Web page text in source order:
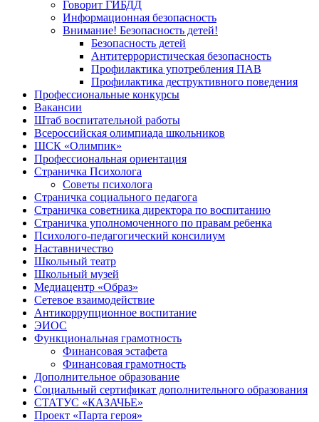
Говорит ГИБДД
Информационная безопасность
Внимание! Безопасность детей!
Безопасность детей
Антитеррористическая безопасность
Профилактика употребления ПАВ
Профилактика деструктивного поведения
Профессиональные конкурсы
Вакансии
Штаб воспитательной работы
Всероссийская олимпиада школьников
ШСК «Олимпик»
Профессиональная ориентация
Страничка Психолога
Советы психолога
Страничка социального педагога
Страничка советника директора по воспитанию
Страничка уполномоченного по правам ребенка
Психолого-педагогический консилиум
Наставничество
Школьный театр
Школьный музей
Медиацентр «Образ»
Сетевое взаимодействие
Антикоррупционное воспитание
ЭИОС
Функциональная грамотность
Финансовая эстафета
Финансовая грамотность
Дополнительное образование
Социальный сертификат дополнительного образования
СТАТУС «КАЗАЧЬЕ»
Проект «Парта героя»